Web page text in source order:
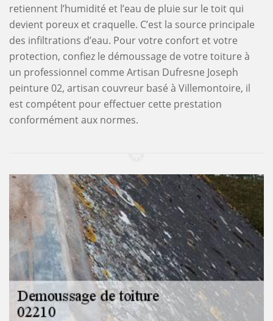
retiennent l’humidité et l’eau de pluie sur le toit qui
devient poreux et craquelle. C’est la source principale
des infiltrations d’eau. Pour votre confort et votre
protection, confiez le démoussage de votre toiture à
un professionnel comme Artisan Dufresne Joseph
peinture 02, artisan couvreur basé à Villemontoire, il
est compétent pour effectuer cette prestation
conformément aux normes.